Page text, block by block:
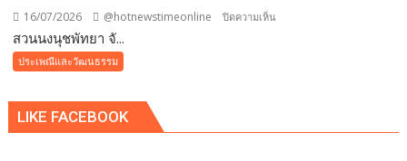
สมเด็จ
16/07/2026 @hotnewstimeonline ปิดความเห็น
หล่อ
สวนนงนุชพัทยา จั...
ประเพณีและวัฒนธรรม
LIKE FACEBOOK